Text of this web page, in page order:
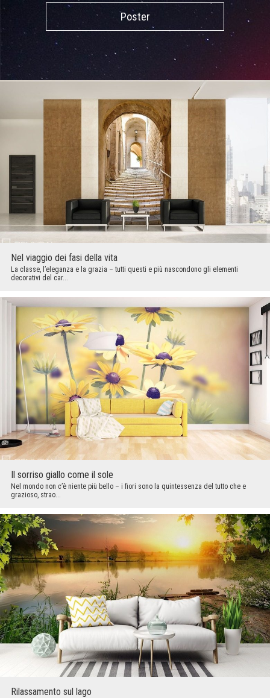
Poster
Nel viaggio dei fasi della vita
La classe, l’eleganza e la grazia – tutti questi e più nascondono gli elementi
decorativi del car...
Il sorriso giallo come il sole
Nel mondo non c’è niente più bello – i fiori sono la quintessenza del tutto che e
grazioso, strao...
Rilassamento sul lago